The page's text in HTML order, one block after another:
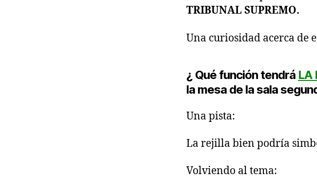
TRIBUNAL SUPREMO.
Una curiosidad acerca de
¿ Qué función tendrá LA
la mesa de la sala
Una pista:
La rejilla bien podría
Volviendo al tema: